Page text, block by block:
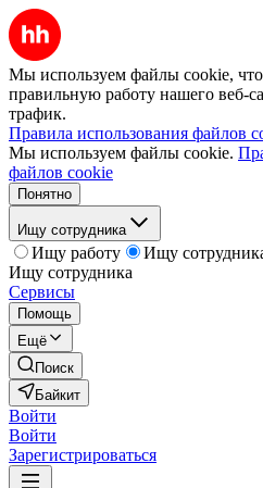
Мы используем файлы cookie,
правильную работу нашего веб-
трафик.
Правила использования файлов
Мы используем файлы cookie.
файлов cookie
Понятно
Ищу сотрудника
Ищу работу
Ищу
Ищу сотрудника
Сервисы
Помощь
Ещё
Поиск
Байкит
Войти
Войти
Зарегистрироваться